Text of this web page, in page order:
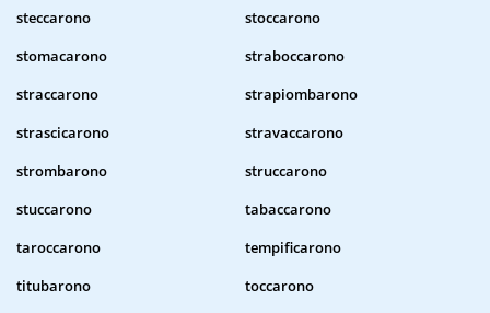
steccarono
stoccarono
stomacarono
straboccarono
straccarono
strapiombarono
strascicarono
stravaccarono
strombarono
struccarono
stuccarono
tabaccarono
taroccarono
tempificarono
titubarono
toccarono